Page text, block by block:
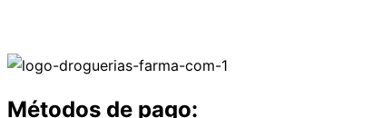
Métodos de pago: